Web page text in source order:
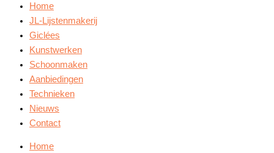
Home
JL-Lijstenmakerij
Giclées
Kunstwerken
Schoonmaken
Aanbiedingen
Technieken
Nieuws
Contact
Home